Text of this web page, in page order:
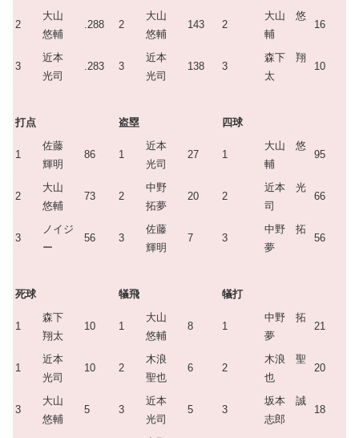
2
大山
悠輔
.288 2
大山
悠輔
143 2
大山 悠
輔
16
3
近本
光司
.283 3
近本
光司
138 3
森下 翔
太
10
打点 盗塁 四球
1
佐藤
輝明
86 1
近本
光司
27 1
大山 悠
輔
95
2
大山
悠輔
73 2
中野
拓夢
20 2
近本 光
司
66
3
ノイジ
ー
56 3
佐藤
輝明
7 3
中野 拓
夢
56
死球 犠飛 犠打
1
森下
翔太
10 1
大山
悠輔
8 1
中野 拓
夢
21
1
近本
光司
10 2
木浪
聖也
6 2
木浪 聖
也
20
3
大山
悠輔
5 3
近本
光司
5 3
坂本 誠
志郎
18